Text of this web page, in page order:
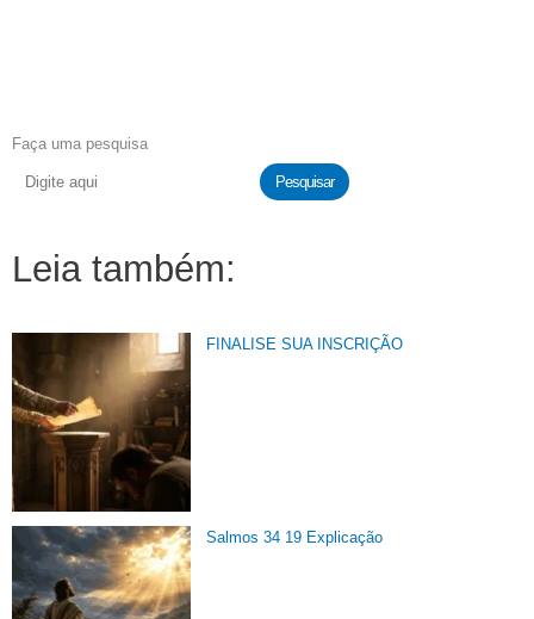
Faça uma pesquisa
Pesquisar
Leia também:
FINALISE SUA INSCRIÇÃO
Salmos 34 19 Explicação